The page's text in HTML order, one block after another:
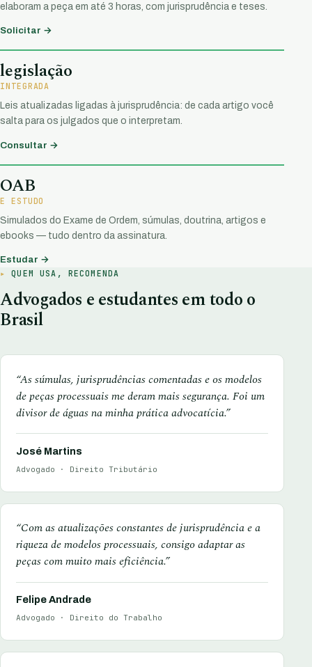
elaboram a peça em até 3 horas, com jurisprudência e teses.
Solicitar →
legislação
INTEGRADA
Leis atualizadas ligadas à jurisprudência: de cada artigo você
salta para os julgados que o interpretam.
Consultar →
OAB
E ESTUDO
Simulados do Exame de Ordem, súmulas, doutrina, artigos e
ebooks — tudo dentro da assinatura.
Estudar →
QUEM USA, RECOMENDA
Advogados e estudantes em todo o
Brasil
“As súmulas, jurisprudências comentadas e os modelos
de peças processuais me deram mais segurança. Foi um
divisor de águas na minha prática advocatícia.”
José Martins
Advogado · Direito Tributário
“Com as atualizações constantes de jurisprudência e a
riqueza de modelos processuais, consigo adaptar as
peças com muito mais eficiência.”
Felipe Andrade
Advogado · Direito do Trabalho